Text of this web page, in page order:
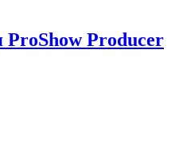
ProShow Producer